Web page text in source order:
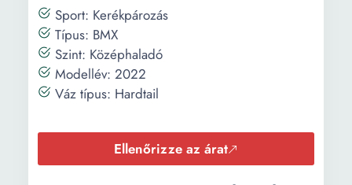
Sport: Kerékpározás
Típus: BMX
Szint: Középhaladó
Modellév: 2022
Váz típus: Hardtail
Ellenőrizze az árat